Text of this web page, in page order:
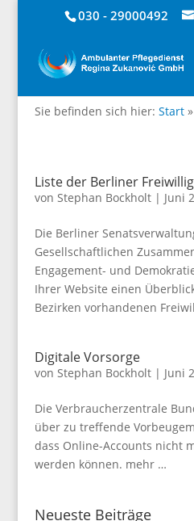
030 - 29000492
Sie befinden sich hier: Start»
Liste der Berliner
von Stephan Bockholt| Juni
Die Berliner
Gesellschaftlichen
Engagement- und
Ihrer Website einen
Bezirken vorhandenen
Digitale Vorsorge
von Stephan Bockholt| Juni
Die Verbraucherzentrale
über zu treffende
dass Online-Accounts nicht
werden können. mehr …
Neueste Beiträge